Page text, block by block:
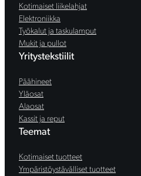
Kotimaiset liikelahjat
Elektroniikka
Työkalut ja taskulamput
Mukit ja pullot
Yritystekstiilit
Päähineet
Yläosat
Alaosat
Kassit ja reput
Teemat
Kotimaiset tuotteet
Ympäristöystävälliset tuotteet